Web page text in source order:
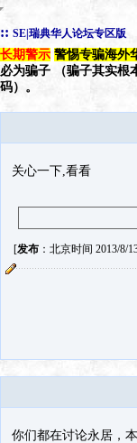
:: SE|瑞典华人论坛专区版
长期警示 警惕专骗海外
必为骗子 （骗子其实根
码）。
关心一下,看看
[发布：北京时间 2013/8/
你们都在讨论永居，